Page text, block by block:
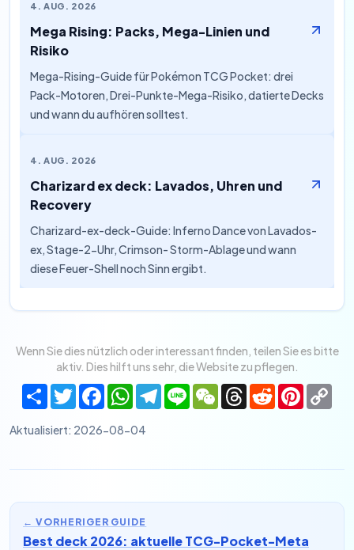
4. AUG. 2026
Mega Rising: Packs, Mega-Linien und
Risiko
Mega-Rising-Guide für Pokémon TCG Pocket: drei
Pack-Motoren, Drei-Punkte-Mega-Risiko, datierte Decks
und wann du aufhören solltest.
4. AUG. 2026
Charizard ex deck: Lavados, Uhren und
Recovery
Charizard-ex-deck-Guide: Inferno Dance von Lavados-
ex, Stage-2-Uhr, Crimson- Storm-Ablage und wann
diese Feuer-Shell noch Sinn ergibt.
Wenn Sie dies nützlich oder interessant finden, teilen Sie es bitte
aktiv. Dies hilft uns sehr, die Website zu pflegen.
ShareTwitterFacebookWhatsApp
Telegram
Line WeChatThreads
Reddit
Aktualisiert: 2026-08-04
← VORHERIGER GUIDE
Best deck 2026: aktuelle TCG-Pocket-Meta